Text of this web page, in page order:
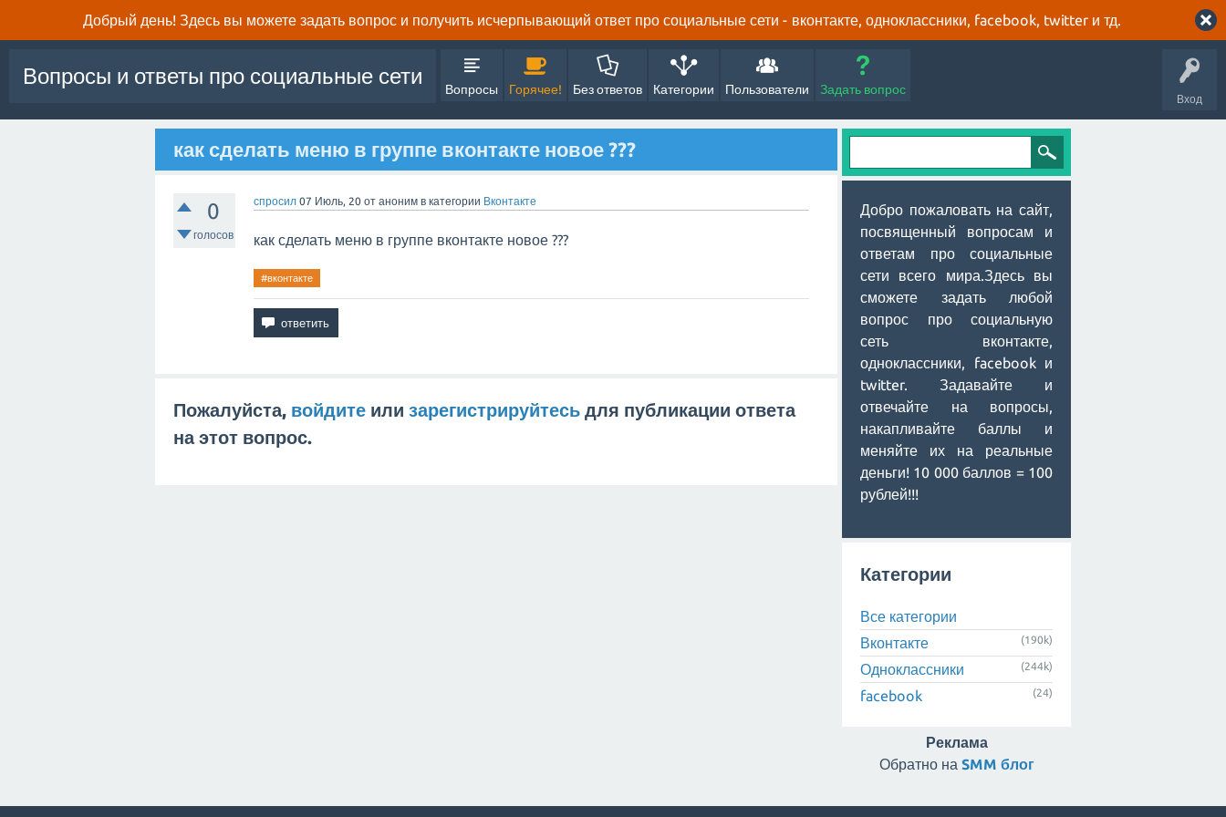
Добрый день! Здесь вы можете задать вопрос и получить исчерпывающий ответ про социальные сети - вконтакте, одноклассники, facebook, twitter и тд.
Вход
Вопросы и ответы про социальные сети
Вопросы Горячее! Без ответов Категории Пользователи Задать вопрос
как сделать меню в группе вконтакте новое ???
0
голосов
спросил 07 Июль, 20 от аноним в категории Вконтакте
как сделать меню в группе вконтакте новое ???
#вконтакте
Пожалуйста, войдите или зарегистрируйтесь для публикации ответа
на этот вопрос.
Добро пожаловать на сайт,
посвященный вопросам и
ответам про социальные
сети всего мира.Здесь вы
сможете задать любой
вопрос про социальную
сеть вконтакте,
одноклассники, facebook и
twitter. Задавайте и
отвечайте на вопросы,
накапливайте баллы и
меняйте их на реальные
деньги! 10 000 баллов = 100
рублей!!!
Категории
Все категории
Вконтакте
(190k)
Одноклассники (244k)
facebook (24)
Реклама
Обратно на SMM блог